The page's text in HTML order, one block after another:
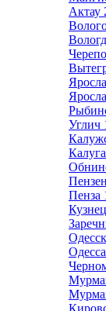
Актау
Углич
Калуга
Пенза
Одесса